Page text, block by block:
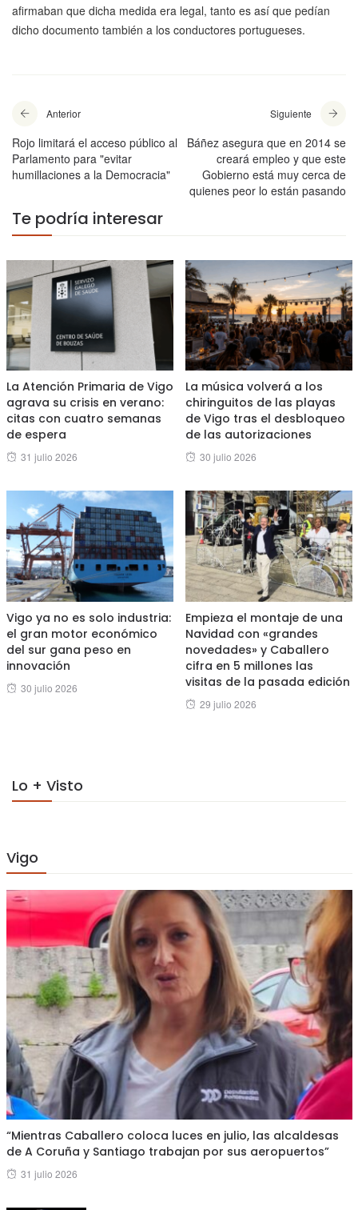
afirmaban que dicha medida era legal, tanto es así que pedían
dicho documento también a los conductores portugueses.
Anterior
Rojo limitará el acceso público al
Parlamento para "evitar
humillaciones a la Democracia"
Siguiente
Báñez asegura que en 2014 se
creará empleo y que este
Gobierno está muy cerca de
quienes peor lo están pasando
Te podría interesar
La Atención Primaria de Vigo
agrava su crisis en verano:
citas con cuatro semanas
de espera
Posted
31 julio 2026
La música volverá a los
chiringuitos de las playas
de Vigo tras el desbloqueo
de las autorizaciones
Posted
30 julio 2026
Vigo ya no es solo industria:
el gran motor económico
del sur gana peso en
innovación
Posted
30 julio 2026
Empieza el montaje de una
Navidad con «grandes
novedades» y Caballero
cifra en 5 millones las
visitas de la pasada edición
Posted
29 julio 2026
Lo + Visto
Vigo
“Mientras Caballero coloca luces en julio, las alcaldesas
de A Coruña y Santiago trabajan por sus aeropuertos”
Posted
31 julio 2026